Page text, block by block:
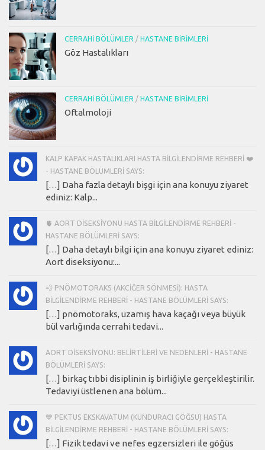
CERRAHI BÖLÜMLER / HASTANE BIRIMLERI
Göz Hastalıkları
CERRAHI BÖLÜMLER / HASTANE BIRIMLERI
Oftalmoloji
KALP KAPAK HASTALIKLARI HASTA BILGILENDIRME REHBERI ❤️
- HASTANE BÖLÜMLERI SAYS:
[…] Daha fazla detaylı bişgi için ana konuyu ziyaret
ediniz: Kalp...
🫀 AORT DISEKSIYONU HASTA BILGILENDIRME REHBERI -
HASTANE BÖLÜMLERI SAYS:
[…] Daha detaylı bilgi için ana konuyu ziyaret ediniz:
Aort diseksiyonu:...
💨 PNÖMOTORAKS (AKCIĞER SÖNMESI): HASTA
BILGILENDIRME REHBERI - HASTANE BÖLÜMLERI SAYS:
[…] pnömotoraks, uzamış hava kaçağı veya büyük
bül varlığında cerrahi tedavi...
AORT DISEKSIYONU: BELIRTILERI VE NEDENLERI - HASTANE
BÖLÜMLERI SAYS:
[…] birkaç tıbbi disiplinin iş birliğiyle gerçekleştirilir.
Tedaviyi üstlenen ana bölüm...
💙 PEKTUS EKSKAVATUM (KUNDURACI GÖĞSÜ) HASTA
BILGILENDIRME REHBERI - HASTANE BÖLÜMLERI SAYS:
[…] Fizik tedavi ve nefes egzersizleri ile göğüs